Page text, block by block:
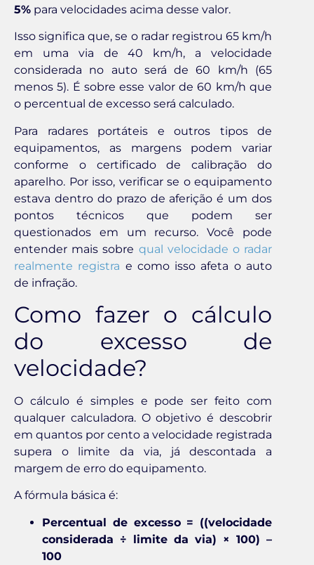
5% para velocidades acima desse valor.
Isso significa que, se o radar registrou 65 km/h
em uma via de 40 km/h, a velocidade
considerada no auto será de 60 km/h (65
menos 5). É sobre esse valor de 60 km/h que
o percentual de excesso será calculado.
Para radares portáteis e outros tipos de
equipamentos, as margens podem variar
conforme o certificado de calibração do
aparelho. Por isso, verificar se o equipamento
estava dentro do prazo de aferição é um dos
pontos técnicos que podem ser
questionados em um recurso. Você pode
entender mais sobre qual velocidade o radar
realmente registra e como isso afeta o auto
de infração.
Como fazer o cálculo
do excesso de
velocidade?
O cálculo é simples e pode ser feito com
qualquer calculadora. O objetivo é descobrir
em quantos por cento a velocidade registrada
supera o limite da via, já descontada a
margem de erro do equipamento.
A fórmula básica é:
Percentual de excesso = ((velocidade
considerada ÷ limite da via) × 100) –
100